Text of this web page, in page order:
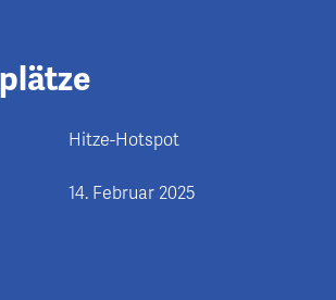
Hitze-Hotspot
14. Februar 2025